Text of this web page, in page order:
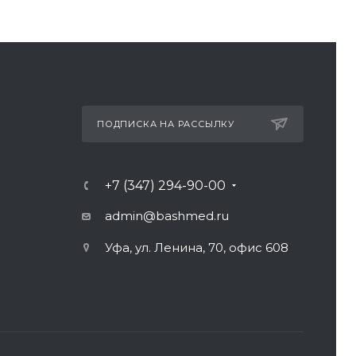
ПОДПИСКА НА РАССЫЛКУ
+7 (347) 294-90-00
admin@bashmed.ru
Уфа, ул. Ленина, 70, офис 608